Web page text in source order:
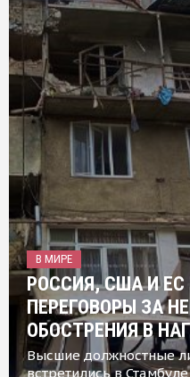
В МИРЕ
РОССИЯ, США И
ПЕРЕГОВОРЫ ЗА
ОБОСТРЕНИЯ В
Высшие должностные
встретились в